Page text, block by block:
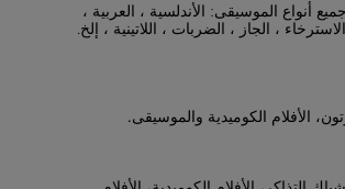
أنواع الموسيقى: الأندلسية ، العربية ،
، الجاز ، الضربات ، اللاتينية ، إلخ.
الأفلام الكوميدية والموسيقى.